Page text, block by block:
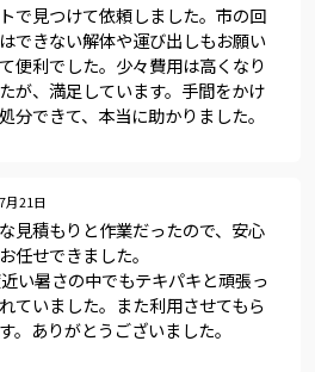
で見つけて依頼しました。市の回
できない解体や運び出しもお願い
便利でした。少々費用は高くなり
が、満足しています。手間をかけ
分できて、本当に助かりました。
月21日
見積もりと作業だったので、安心
任せできました。
い暑さの中でもテキパキと頑張っ
ていました。また利用させてもら
。ありがとうございました。